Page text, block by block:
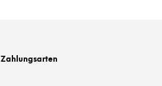
Zahlungsarten